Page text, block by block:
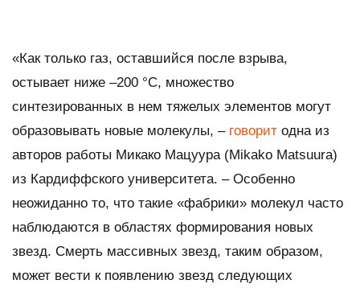
«Как только газ, оставшийся после взрыва,
остывает ниже –200 °C, множество
синтезированных в нем тяжелых элементов могут
образовывать новые молекулы, – говорит одна из
авторов работы Микако Мацуура (Mikako Matsuura)
из Кардиффского университета. – Особенно
неожиданно то, что такие «фабрики» молекул часто
наблюдаются в областях формирования новых
звезд. Смерть массивных звезд, таким образом,
может вести к появлению звезд следующих